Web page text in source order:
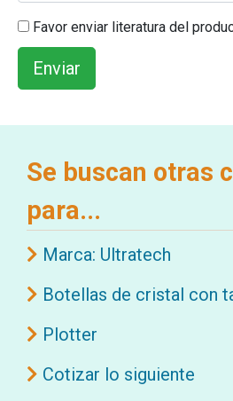
Favor enviar literatura del
Se buscan otras
para...
Marca: Ultratech
Botellas de cristal con
Plotter
Cotizar lo siguiente